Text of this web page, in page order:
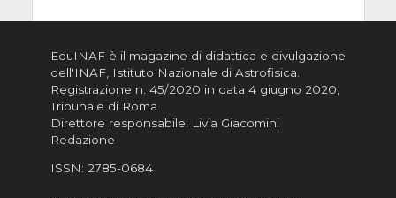
EduINAF è il magazine di didattica e divulgazione
dell'INAF, Istituto Nazionale di Astrofisica
Registrazione n. 45/2020 in data 4 giugno 2020,
Tribunale di Roma
Direttore responsabile: Livia Giacomini
Redazione
ISSN: 2785-0684